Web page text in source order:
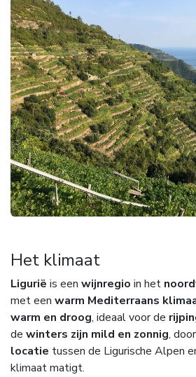
Het klimaat
Ligurië is een wijnregio in het
met een warm Mediterraans
warm en droog, ideaal voor de
de winters zijn mild en zonnig,
locatie tussen de Ligurische Alpen
klimaat matigt.